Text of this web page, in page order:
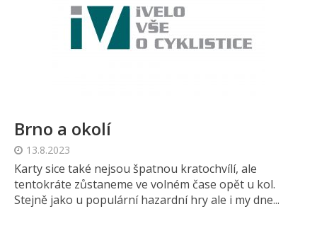
Brno a okolí
13.8.2023
Karty sice také nejsou špatnou kratochvílí, ale
tentokráte zůstaneme ve volném čase opět u kol.
Stejně jako u populární hazardní hry ale i my dne...